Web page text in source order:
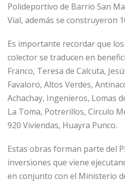
Polideportivo de Barrio San
Vial, además se construyeron
Es importante recordar que
colector se traducen en
Franco, Teresa de Calcuta,
Favaloro, Altos Verdes,
Achachay, Ingenieros, Lomas
La Toma, Potrerillos, Circulo
920 Viviendas, Huayra Punco.
Estas obras forman parte del
inversiones que viene
en conjunto con el Ministerio